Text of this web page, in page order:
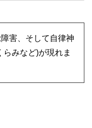
害、そして自律神
みなど)が現れま